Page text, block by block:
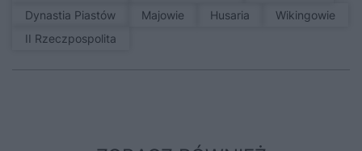
Dynastia Piastów
Majowie Husaria
Wikingowie
II Rzeczpospolita